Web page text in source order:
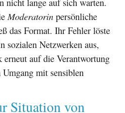
Moderatorin persönliche
das Format. Ihr Fehler löste
Netzwerken aus,
auf die Verantwortung
mit sensiblen
Situation von